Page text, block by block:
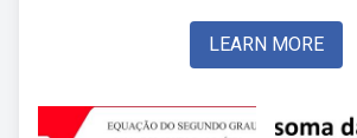
LEARN MORE